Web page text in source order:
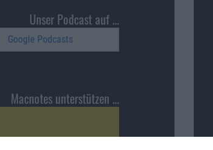
Unser Podcast auf …
Google Podcasts
Macnotes unterstützen …